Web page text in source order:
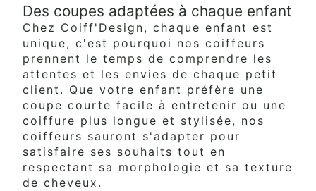
Des coupes adaptées à chaque enfant
Chez Coiff'Design, chaque enfant est
unique, c'est pourquoi nos coiffeurs
prennent le temps de comprendre les
attentes et les envies de chaque petit
client. Que votre enfant préfère une
coupe courte facile à entretenir ou une
coiffure plus longue et stylisée, nos
coiffeurs sauront s'adapter pour
satisfaire ses souhaits tout en
respectant sa morphologie et sa texture
de cheveux.